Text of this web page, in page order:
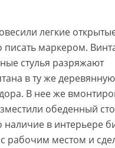
легкие
писать маркером.
стулья разряжают
в ту же деревянную
В нее же
обеденный
в интерьере
рабочим местом и